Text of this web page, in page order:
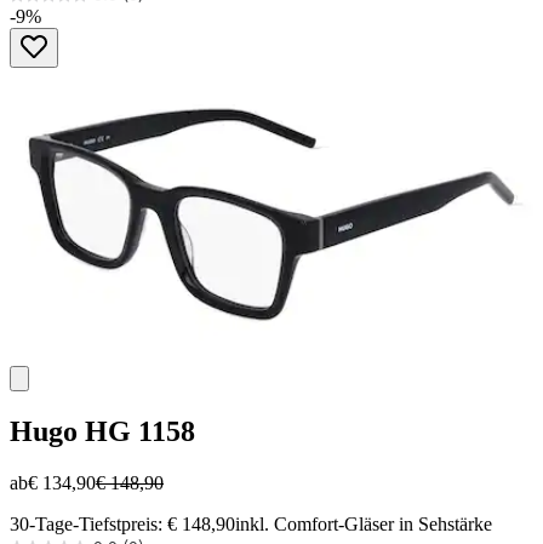
0.0
von
Sternen.
-9%
Hugo HG 1158
ab€ 134,90€ 148,90
30-Tage-Tiefstpreis: € 148,90inkl. Comfort-Gläser in Sehstärke